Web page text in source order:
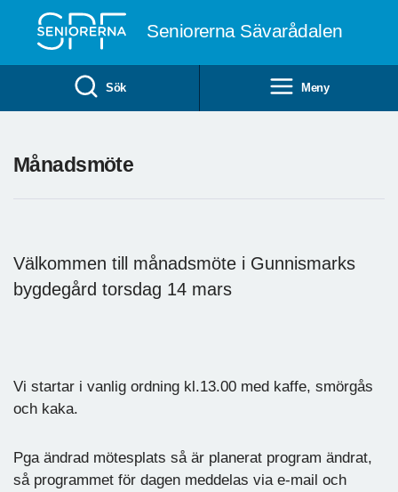
Seniorerna Sävarådalen
Sök Meny
Månadsmöte
Välkommen till månadsmöte i Gunnismarks
bygdegård torsdag 14 mars
Vi startar i vanlig ordning kl.13.00 med kaffe, smörgås
och kaka.
Pga ändrad mötesplats så är planerat program ändrat,
så programmet för dagen meddelas via e-mail och